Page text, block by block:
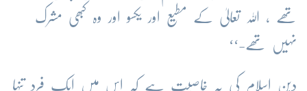
تھے ، اللہ تعالیٰ کے مطیع اور یکسو اور وہ کبھی مشرک
نہیں تھے-‘‘
دینِ اسلام کی یہ خاصیت ہے کہ اس میں ایک فرد تنہا